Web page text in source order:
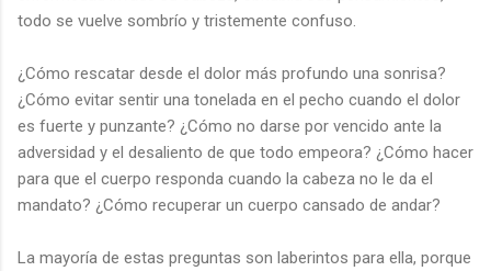
todo se vuelve sombrío y tristemente confuso.
¿Cómo rescatar desde el dolor más profundo una sonrisa?
¿Cómo evitar sentir una tonelada en el pecho cuando el dolor
es fuerte y punzante? ¿Cómo no darse por vencido ante la
adversidad y el desaliento de que todo empeora? ¿Cómo hacer
para que el cuerpo responda cuando la cabeza no le da el
mandato? ¿Cómo recuperar un cuerpo cansado de andar?
La mayoría de estas preguntas son laberintos para ella, porque